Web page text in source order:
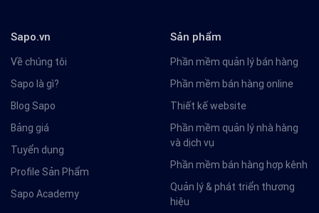
Sapo.vn
Về chúng tôi
Sapo là gì?
Blog Sapo
Bảng giá
Tuyển dụng
Profile Sản Phẩm
Sapo Academy
Sản phẩm
Phần mềm quản lý bán hàng
Phần mềm bán hàng online
Thiết kế website
Phần mềm quản lý nhà hàng
và dịch vụ
Phần mềm bán hàng hợp kênh
Quản lý & phát triển thương
hiệu